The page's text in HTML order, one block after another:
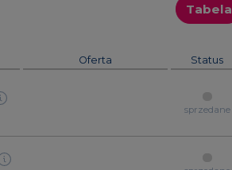
Tabela
Oferta Status
sprzedane